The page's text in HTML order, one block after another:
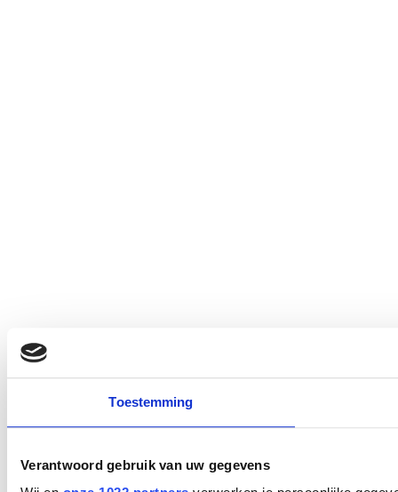
Toestemming
Verantwoord gebruik van uw gegevens